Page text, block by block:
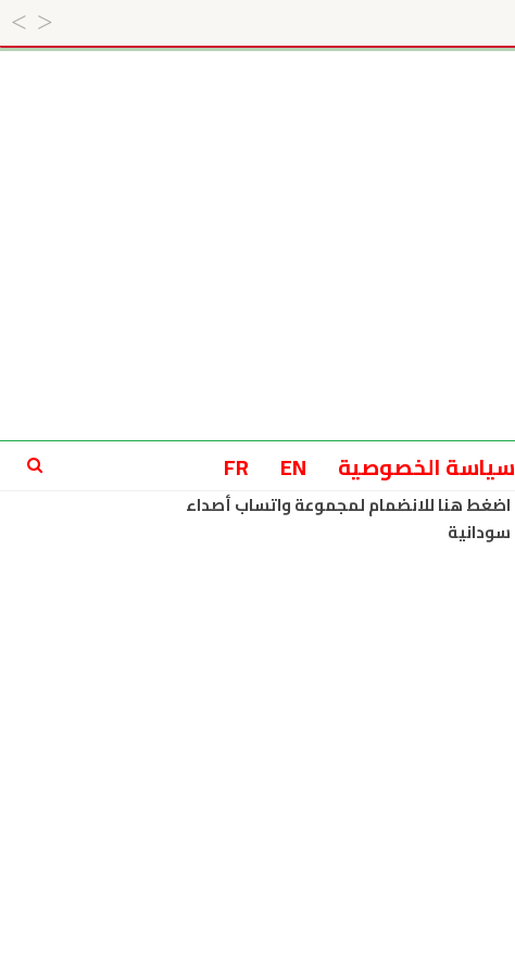
سياسة الخصوصية EN
FR
اضغط هنا للانضمام لمجموعة واتساب أصداء
سودانية